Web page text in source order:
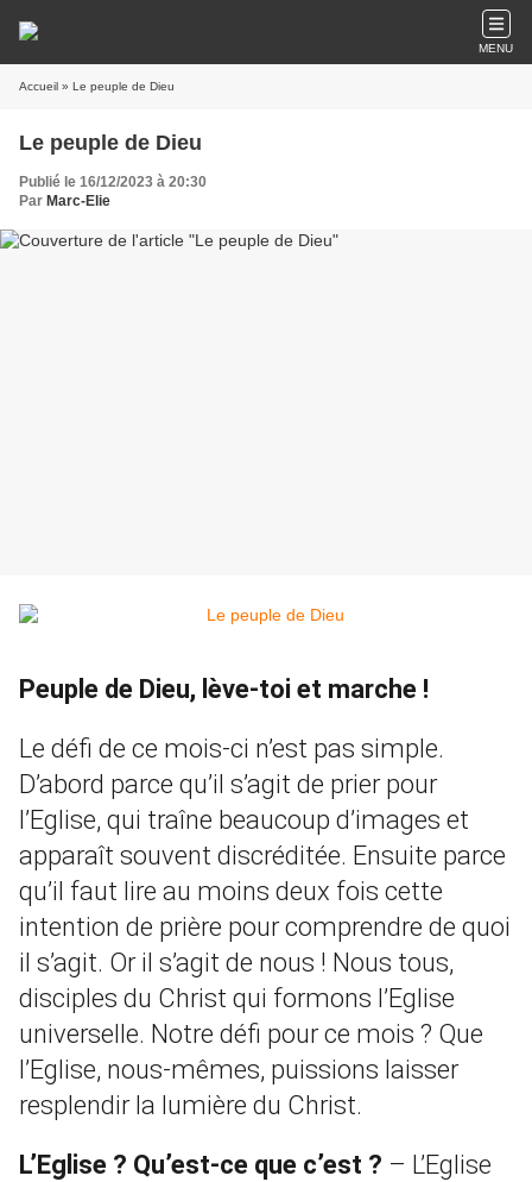
MENU
Accueil » Le peuple de Dieu
Le peuple de Dieu
Publié le 16/12/2023 à 20:30
Par Marc-Elie
Peuple de Dieu, lève-toi et marche !
Le défi de ce mois-ci n’est pas simple.
D’abord parce qu’il s’agit de prier pour
l’Eglise, qui traîne beaucoup d’images et
apparaît souvent discréditée. Ensuite parce
qu’il faut lire au moins deux fois cette
intention de prière pour comprendre de quoi
il s’agit. Or il s’agit de nous ! Nous tous,
disciples du Christ qui formons l’Eglise
universelle. Notre défi pour ce mois ? Que
l’Eglise, nous-mêmes, puissions laisser
resplendir la lumière du Christ.
L’Eglise ? Qu’est-ce que c’est ? – L’Eglise